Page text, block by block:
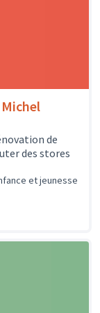
de
des stores
et jeunesse